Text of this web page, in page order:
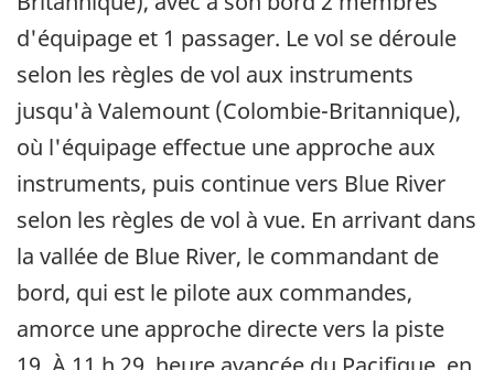
d'équipage et 1 passager. Le vol se déroule
selon les règles de vol aux instruments
jusqu'à Valemount (Colombie-Britannique),
où l'équipage effectue une approche aux
instruments, puis continue vers Blue River
selon les règles de vol à vue. En arrivant dans
la vallée de Blue River, le commandant de
bord, qui est le pilote aux commandes,
amorce une approche directe vers la piste